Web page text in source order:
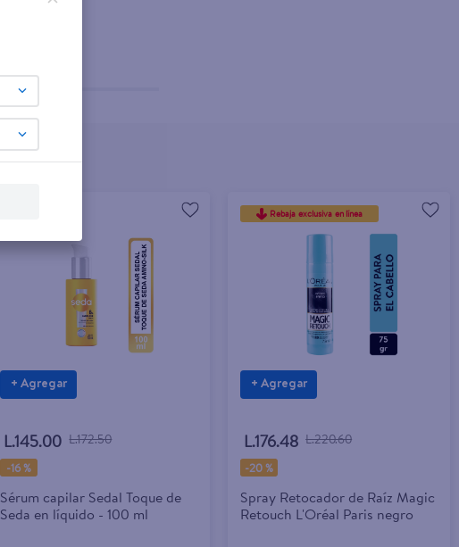
+ Agregar
L.145.00 L.172.50
-16 %
Sérum capilar Sedal Toque de
Seda en líquido - 100 ml
Rebaja exclusiva en línea
+ Agregar
L.176.48 L.220.60
-20 %
Spray Retocador de Raíz Magic
Retouch L'Oréal Paris negro